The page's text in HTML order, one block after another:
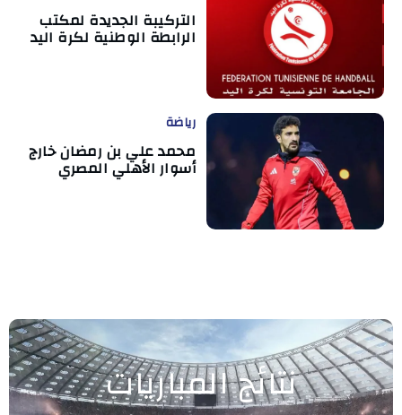
التركيبة الجديدة لمكتب
الرابطة الوطنية لكرة اليد
رياضة
محمد علي بن رمضان خارج
أسوار الأهلي المصري
نتائج المباريات